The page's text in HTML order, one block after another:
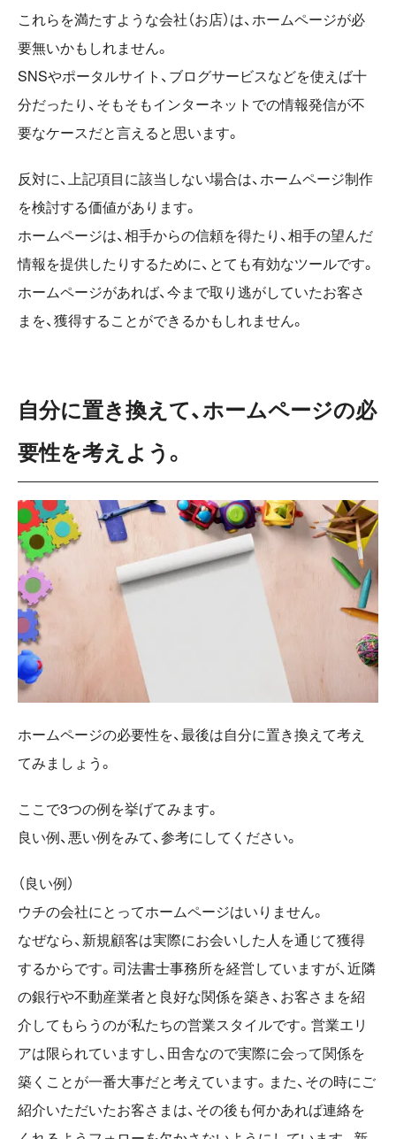
これらを満たすような会社（お店）は、ホームページが必
要無いかもしれません。
SNSやポータルサイト、ブログサービスなどを使えば十
分だったり、そもそもインターネットでの情報発信が不
要なケースだと言えると思います。
反対に、上記項目に該当しない場合は、ホームページ制作
を検討する価値があります。
ホームページは、相手からの信頼を得たり、相手の望んだ
情報を提供したりするために、とても有効なツールです。
ホームページがあれば、今まで取り逃がしていたお客さ
まを、獲得することができるかもしれません。
自分に置き換えて、ホームページの必
要性を考えよう。
ホームページの必要性を、最後は自分に置き換えて考え
てみましょう。
ここで3つの例を挙げてみます。
良い例、悪い例をみて、参考にしてください。
（良い例）
ウチの会社にとってホームページはいりません。
なぜなら、新規顧客は実際にお会いした人を通じて獲得
するからです。司法書士事務所を経営していますが、近隣
の銀行や不動産業者と良好な関係を築き、お客さまを紹
介してもらうのが私たちの営業スタイルです。営業エリ
アは限られていますし、田舎なので実際に会って関係を
築くことが一番大事だと考えています。また、その時にご
紹介いただいたお客さまは、その後も何かあれば連絡を